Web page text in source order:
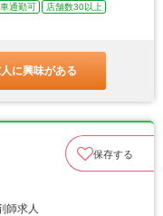
車通勤可
店舗数30以上
に興味がある
保存する
師求人